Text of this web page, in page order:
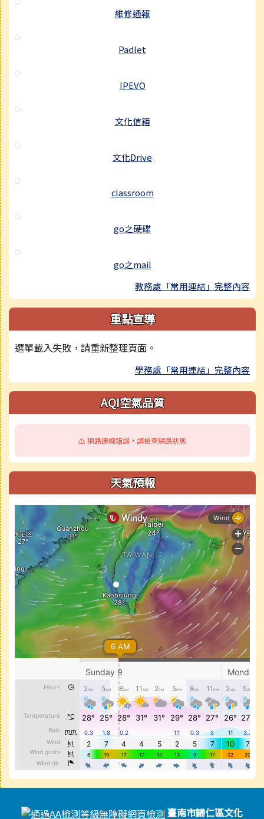
維修通報
Padlet
IPEVO
文化信箱
文化Drive
classroom
go之硬碟
go之mail
教務處「常用連結」完整內容
重點宣導
選單載入失敗，請重新整理頁面。
學務處「常用連結」完整內容
AQI空氣品質
⚠️ 網路連線錯誤，請檢查網路狀態
天氣預報
頁尾區域內容 臺南市歸仁區文化